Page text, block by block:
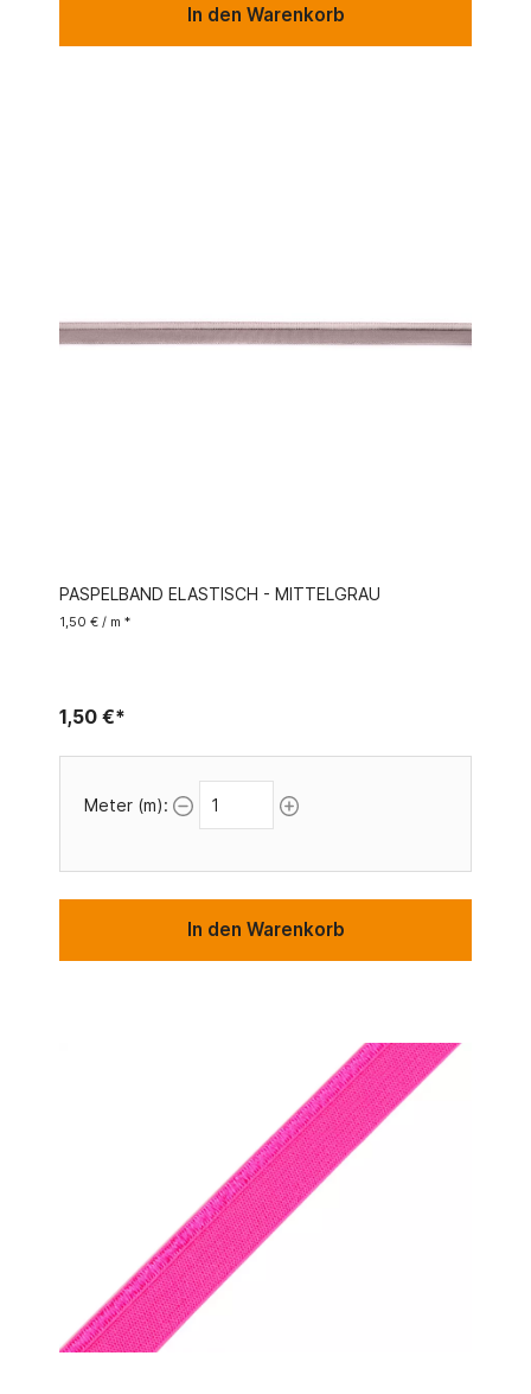
In den Warenkorb
PASPELBAND ELASTISCH - MITTELGRAU
1,50 € / m *
1,50 €*
Meter (m):
In den Warenkorb